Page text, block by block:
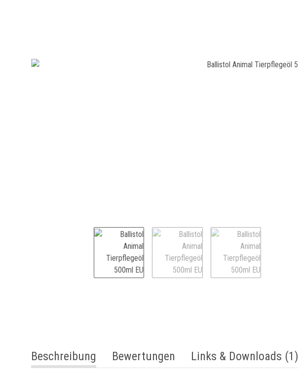
weitere Registerkarten anzeigen
Beschreibung Bewertungen Links & Downloads (1)